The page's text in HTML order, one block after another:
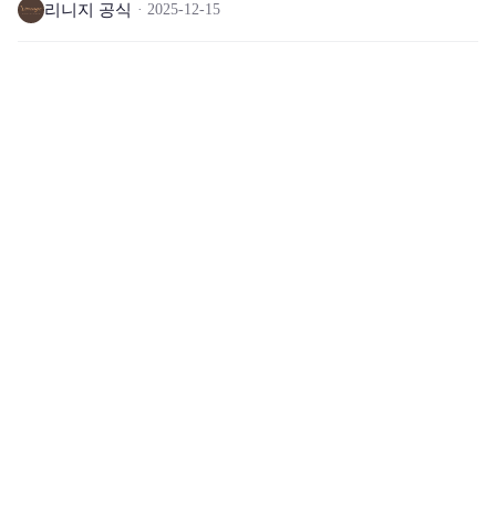
리니지 공식 2025-12-15